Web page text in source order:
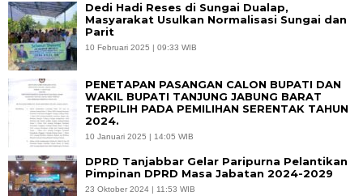
Dedi Hadi Reses di Sungai Dualap,
Masyarakat Usulkan Normalisasi Sungai dan
Parit
10 Februari 2025 | 09:33 WIB
PENETAPAN PASANGAN CALON BUPATI DAN
WAKIL BUPATI TANJUNG JABUNG BARAT
TERPILIH PADA PEMILIHAN SERENTAK TAHUN
2024.
10 Januari 2025 | 14:05 WIB
DPRD Tanjabbar Gelar Paripurna Pelantikan
Pimpinan DPRD Masa Jabatan 2024-2029
23 Oktober 2024 | 11:53 WIB